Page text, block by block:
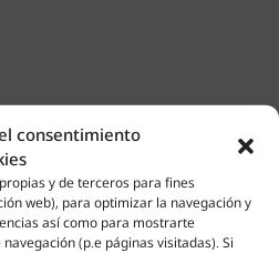
consentimiento
y de terceros para fines
web), para optimizar la navegación y
así como para mostrarte
(p.e páginas visitadas). Si